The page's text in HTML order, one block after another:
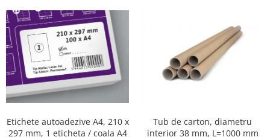
Etichete autoadezive A4, 210 x
297 mm, 1 eticheta / coala A4
Tub de carton, diametru
interior 38 mm, L=1000 mm